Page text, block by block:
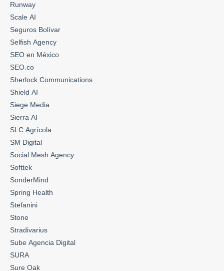
Runway
Scale AI
Seguros Bolívar
Selfish Agency
SEO en México
SEO.co
Sherlock Communications
Shield AI
Siege Media
Sierra AI
SLC Agrícola
SM Digital
Social Mesh Agency
Softtek
SonderMind
Spring Health
Stefanini
Stone
Stradivarius
Sube Agencia Digital
SURA
Sure Oak